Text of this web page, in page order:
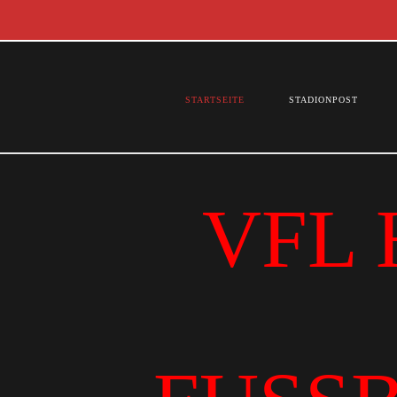
STARTSEITE STADIONPOST
VFL